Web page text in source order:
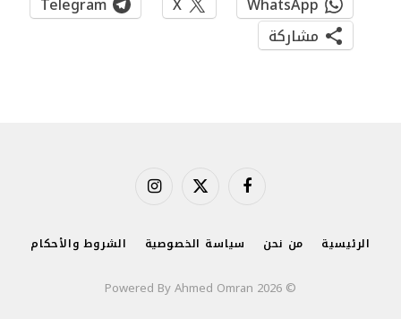
مشاركة
فيسبوك X الانستغرام
الرئيسية من نحن سياسة الخصوصية الشروط والأحكام
© 2026 Powered By Ahmed Omran